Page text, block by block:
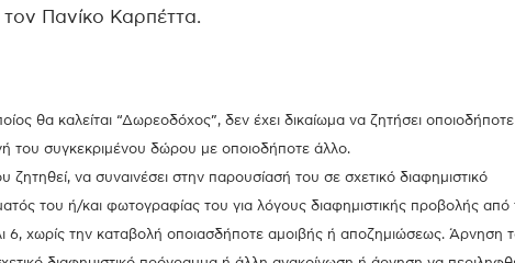
Πανίκο Καρπέττα.
θα καλείται “Δωρεοδόχος”, δεν έχει δικαίωμα να ζητήσει οποιοδήποτε
του συγκεκριμένου δώρου με οποιοδήποτε άλλο.
να συναινέσει στην παρουσίασή του σε σχετικό διαφημιστικό
του ή/και φωτογραφίας του για λόγους διαφημιστικής προβολής από
6, χωρίς την καταβολή οποιασδήποτε αμοιβής ή αποζημιώσεως. Άρνηση